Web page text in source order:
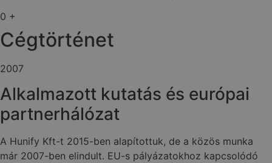
0 +
Cégtörténet
2007
Alkalmazott kutatás és európai
partnerhálózat
A Hunify Kft-t 2015-ben alapítottuk, de a közös munka
már 2007-ben elindult. EU-s pályázatokhoz kapcsolódó